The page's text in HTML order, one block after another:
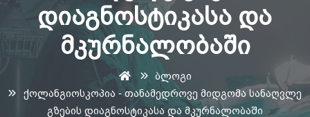
დიაგნოსტიკასა და
მკურნალობაში
ბლოგი
ქოლანგიოსკოპია - თანამედროვე მიდგომა სანაღვლე
გზების დიაგნოსტიკასა და მკურნალობაში